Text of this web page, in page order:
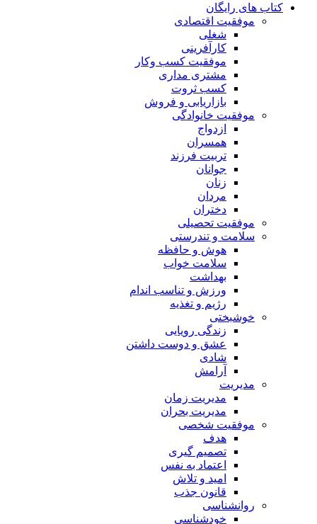
کتاب های رایگان
موفقیت اقتصادی
شغلی
کارآفرینی
موفقیت کسب وکار
مشتری مداری
کسب ثروت
بازاریابی و فروش
موفقیت خانوادگی
ازدواج
همسران
تربیت فرزند
جوانان
زنان
مردان
دختران
موفقیت تحصیلی
سلامت و تندرستی
هوش و حافظه
سلامت خواب
بهداشت
ورزش و تناسب اندام
رژیم و تغذیه
خوشبختی
زندگی رویایی
عشق و دوست داشتن
شادی
آرامش
مدیریت
مدیریت زمان
مدیریت بحران
موفقیت شخصی
هدف
تصمیم گیری
اعتماد به نفس
امید و تلاش
قانون جذب
روانشناسی
خودشناسی